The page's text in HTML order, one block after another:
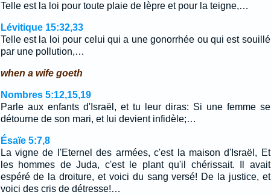
Telle est la loi pour toute plaie de lèpre et pour la teigne,…
Lévitique 15:32,33
Telle est la loi pour celui qui a une gonorrhée ou qui est souillé
par une pollution,…
when a wife goeth
Nombres 5:12,15,19
Parle aux enfants d'Israël, et tu leur diras: Si une femme se
détourne de son mari, et lui devient infidèle;…
Ésaïe 5:7,8
La vigne de l'Eternel des armées, c'est la maison d'Israël, Et
les hommes de Juda, c'est le plant qu'il chérissait. Il avait
espéré de la droiture, et voici du sang versé! De la justice, et
voici des cris de détresse!…